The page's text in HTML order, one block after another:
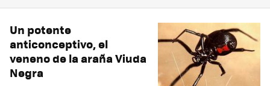
Un potente
anticonceptivo, el
veneno de la araña Viuda
Negra